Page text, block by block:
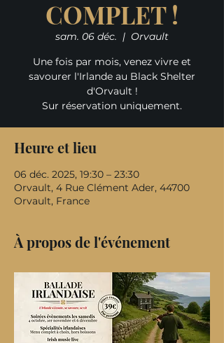
COMPLET !
sam. 06 déc.
  |
Orvault
Une fois par mois, venez vivre et
savourer l'Irlande au Black Shelter
d'Orvault !
Sur réservation uniquement.
Heure et lieu
06 déc. 2025, 19:30 – 23:30
Orvault, 4 Rue Clément Ader, 44700
Orvault, France
À propos de l'événement